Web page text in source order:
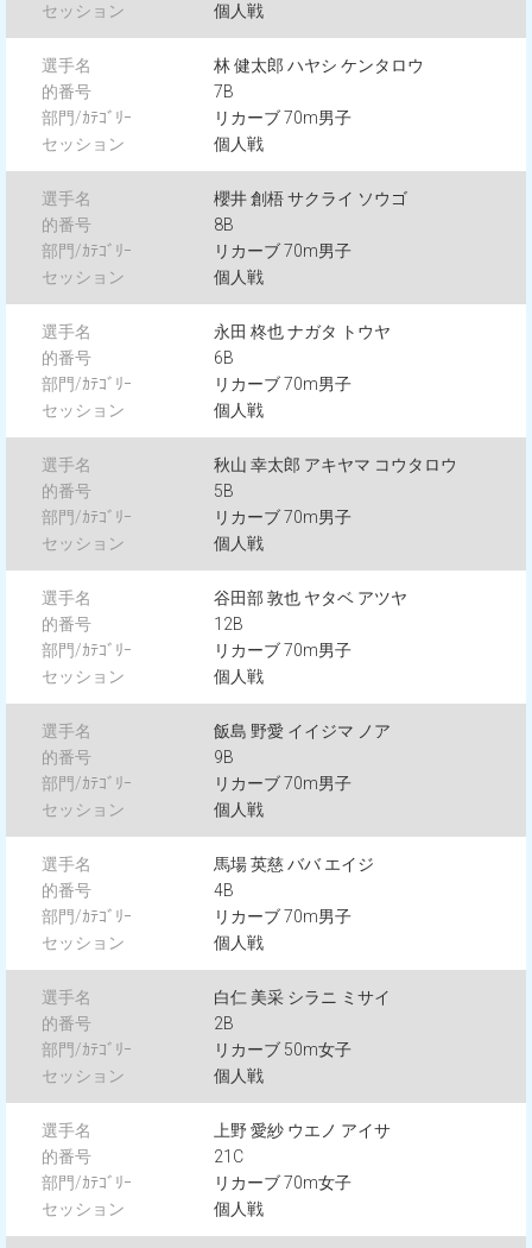
個人戦
林 健太郎 ハヤシ ケンタロウ
7B
リカーブ 70m男子
個人戦
櫻井 創梧 サクライ ソウゴ
8B
リカーブ 70m男子
個人戦
永田 柊也 ナガタ トウヤ
6B
リカーブ 70m男子
個人戦
秋山 幸太郎 アキヤマ コウタロウ
5B
リカーブ 70m男子
個人戦
谷田部 敦也 ヤタベ アツヤ
12B
リカーブ 70m男子
個人戦
飯島 野愛 イイジマ ノア
9B
リカーブ 70m男子
個人戦
馬場 英慈 ババ エイジ
4B
リカーブ 70m男子
個人戦
白仁 美采 シラニ ミサイ
2B
リカーブ 50m女子
個人戦
上野 愛紗 ウエノ アイサ
21C
リカーブ 70m女子
個人戦